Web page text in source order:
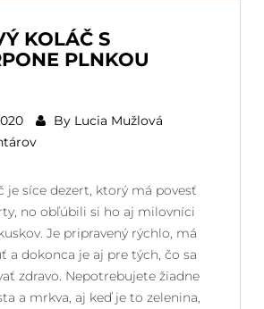
KOLÁČ S
PLNKOU
By Lucia Mužlová
je síce dezert, ktorý má povesť
no obľúbili si ho aj milovníci
Je pripravený rýchlo, má
a dokonca je aj pre tých, čo sa
zdravo. Nepotrebujete žiadne
a mrkva, aj keď je to zelenina,